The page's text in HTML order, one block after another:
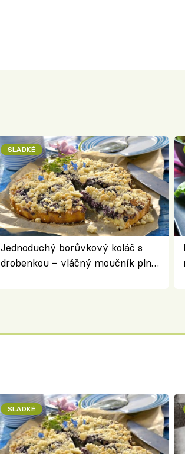
SLADKÉ
Jednoduchý borůvkový koláč s
drobenkou – vláčný moučník plný
SLADKÉ